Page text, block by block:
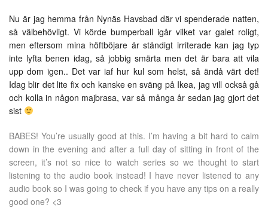
Nu är jag hemma från Nynäs Havsbad där vi spenderade natten,
så välbehövligt. Vi körde bumperball igår vilket var galet roligt,
men eftersom mina höftböjare är ständigt irriterade kan jag typ
inte lyfta benen idag, så jobbig smärta men det är bara att vila
upp dom igen.. Det var iaf hur kul som helst, så ändå värt det!
Idag blir det lite fix och kanske en sväng på Ikea, jag vill också gå
och kolla in någon majbrasa, var så många år sedan jag gjort det
sist
BABES! You’re usually good at this. I’m having a bit hard to calm
down in the evening and after a full day of sitting in front of the
screen, it’s not so nice to watch series so we thought to start
listening to the audio book instead! I have never listened to any
audio book so I was going to check if you have any tips on a really
good one? <3